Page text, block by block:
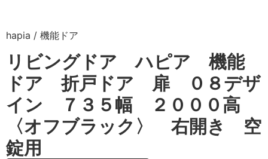
hapia / 機能ドア
リビングドア ハピア 機能
ドア 折戸ドア 扉 ０８デザ
イン ７３５幅 ２０００高
〈オフブラック〉 右開き 空
錠用